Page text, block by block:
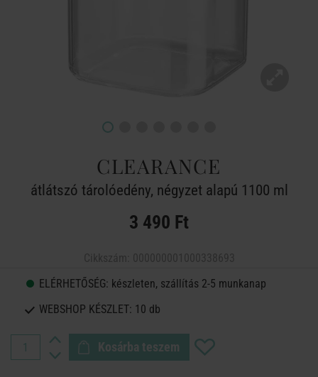
CLEARANCE
átlátszó tárolóedény, négyzet alapú 1100 ml
3 490 Ft
ELÉRHETŐSÉG: készleten, szállítás 2-5 munkanap
WEBSHOP KÉSZLET: 10 db
Kosárba teszem